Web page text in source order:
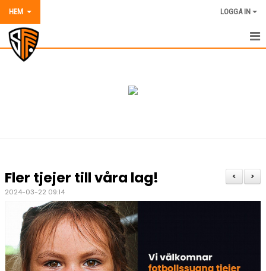
HEM LOGGA IN
HEM
KALENDER
MATCHER
DOKUMENT
BILDER
>
<
Fler tjejer till våra lag!
2024-03-22 09:14